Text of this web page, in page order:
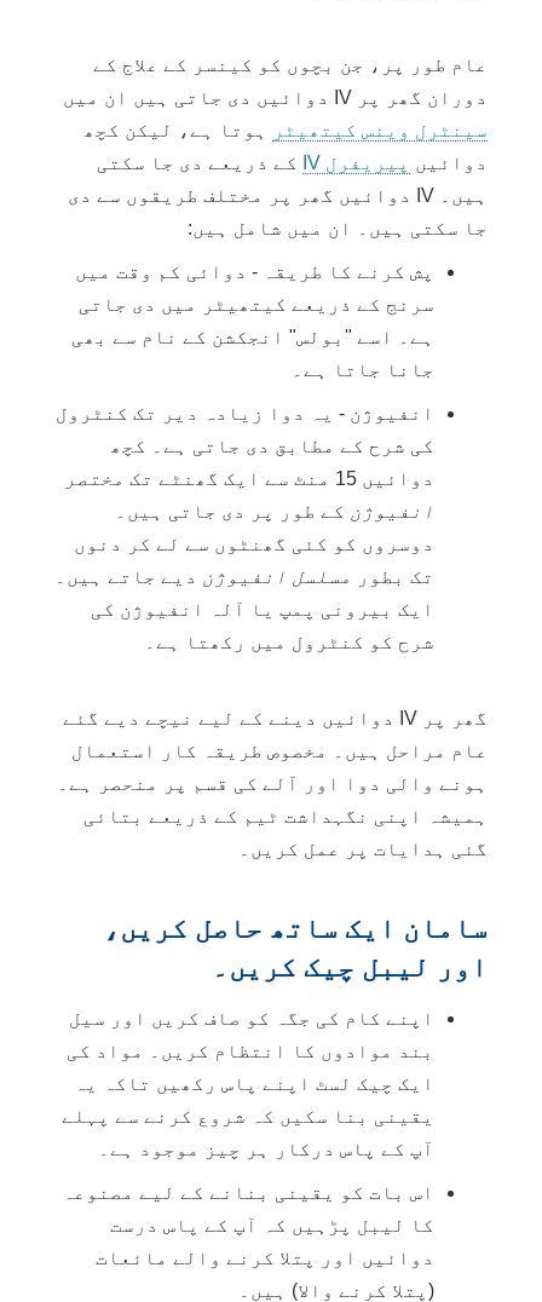
عام طور پر، جن بچوں کو کینسر کے علاج کے
دوران گھر پر IV دوائیں دی جاتی ہیں ان میں
سینٹرل وینس کیتھیٹر
ہوتا ہے، لیکن کچھ
دوائیں پیریفرل IV
کے ذریعے دی جا سکتی
ہیں۔ IV دوائیں گھر پر مختلف طریقوں سے دی
جا سکتی ہیں۔ ان میں شامل ہیں:
پش کرنے کا طریقہ - دوائی کم وقت میں
سرنج کے ذریعے کیتھیٹر میں دی جاتی
ہے۔ اسے "بولس" انجکشن کے نام سے بھی
جانا جاتا ہے۔
انفیوژن - یہ دوا زیادہ دیر تک کنٹرول
کی شرح کے مطابق دی جاتی ہے۔ کچھ
دوائیں 15 منٹ سے ایک گھنٹے تک
مختصر
انفیوژن کے طور پر دی جاتی ہیں۔
دوسروں کو کئی گھنٹوں سے لے کر دنوں
تک بطور
مسلسل انفیوژن دیے جاتے ہیں۔
ایک بیرونی پمپ یا آلہ انفیوژن کی
شرح کو کنٹرول میں رکھتا ہے۔
گھر پر IV دوائیں دینے کے لیے نیچے دیے گئے
عام مراحل ہیں۔ مخصوص طریقہ کار استعمال
ہونے والی دوا اور آلے کی قسم پر منحصر ہے۔
ہمیشہ اپنی نگہداشت ٹیم کے ذریعے بتائی
گئی ہدایات پر عمل کریں۔
سامان ایک ساتھ حاصل کریں،
اور لیبل چیک کریں۔
اپنے کام کی جگہ کو صاف کریں اور سیل
بند موادوں کا انتظام کریں۔ مواد کی
ایک چیک لسٹ اپنے پاس رکھیں تاکہ یہ
یقینی بنا سکیں کہ شروع کرنے سے پہلے
آپ کے پاس درکار ہر چیز موجود ہے۔
اس بات کو یقینی بنانے کے لیے مصنوعہ
کا لیبل پڑہیں کہ آپ کے پاس درست
دوائیں اور پتلا کرنے والے مائعات
(پتلا کرنے والا) ہیں۔